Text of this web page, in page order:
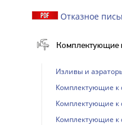
Отказное
Комплектующие
Изливы и
Комплектующие к
Комплектующие к
Комплектующие к